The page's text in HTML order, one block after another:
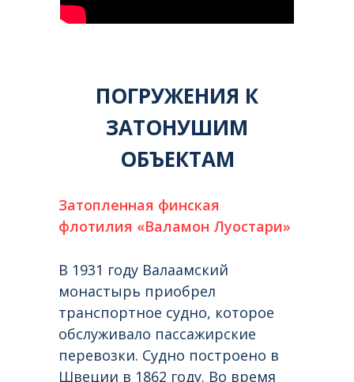
В 1931 году Валаамский
монастырь приобрел
транспортное судно, которое
обслуживало пассажирские
перевозки. Судно построено в
Швеции в 1862 году. Во время
ПОГРУЖЕНИЯ К
ЗАТОНУШИМ
ОБЪЕКТАМ
Затопленная финская
флотилия «Валамон Луостари»